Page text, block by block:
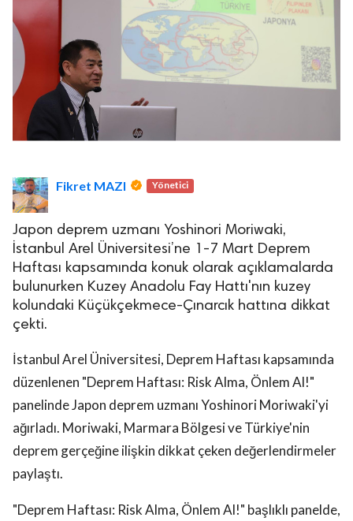
Fikret MAZI Yönetici
Japon deprem uzmanı Yoshinori Moriwaki,
İstanbul Arel Üniversitesi’ne 1-7 Mart Deprem
Haftası kapsamında konuk olarak açıklamalarda
bulunurken Kuzey Anadolu Fay Hattı'nın kuzey
kolundaki Küçükçekmece-Çınarcık hattına dikkat
çekti.
İstanbul Arel Üniversitesi, Deprem Haftası kapsamında
düzenlenen "Deprem Haftası: Risk Alma, Önlem Al!"
panelinde Japon deprem uzmanı Yoshinori Moriwaki'yi
ağırladı. Moriwaki, Marmara Bölgesi ve Türkiye'nin
deprem gerçeğine ilişkin dikkat çeken değerlendirmeler
paylaştı.
"Deprem Haftası: Risk Alma, Önlem Al!" başlıklı panelde,